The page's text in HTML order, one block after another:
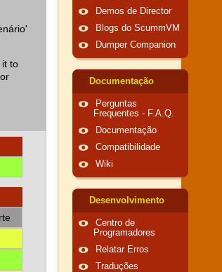
it to
Demos de Director
Blogs do ScummVM
Dumper Companion
Documentação
Perguntas
Frequentes - F.A.Q.
Documentação
Compatibilidade
Wiki
Desenvolvimento
Centro de
Programadores
Relatar Erros
Traduções